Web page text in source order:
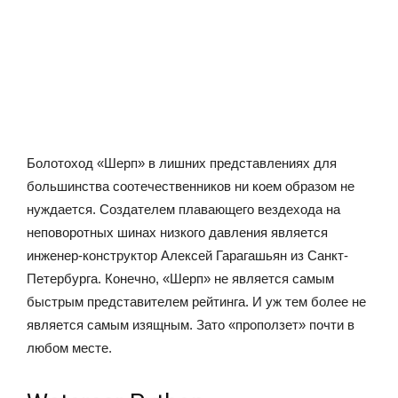
Болотоход «Шерп» в лишних представлениях для
большинства соотечественников ни коем образом не
нуждается. Создателем плавающего вездехода на
неповоротных шинах низкого давления является
инженер-конструктор Алексей Гарагашьян из Санкт-
Петербурга. Конечно, «Шерп» не является самым
быстрым представителем рейтинга. И уж тем более не
является самым изящным. Зато «проползет» почти в
любом месте.